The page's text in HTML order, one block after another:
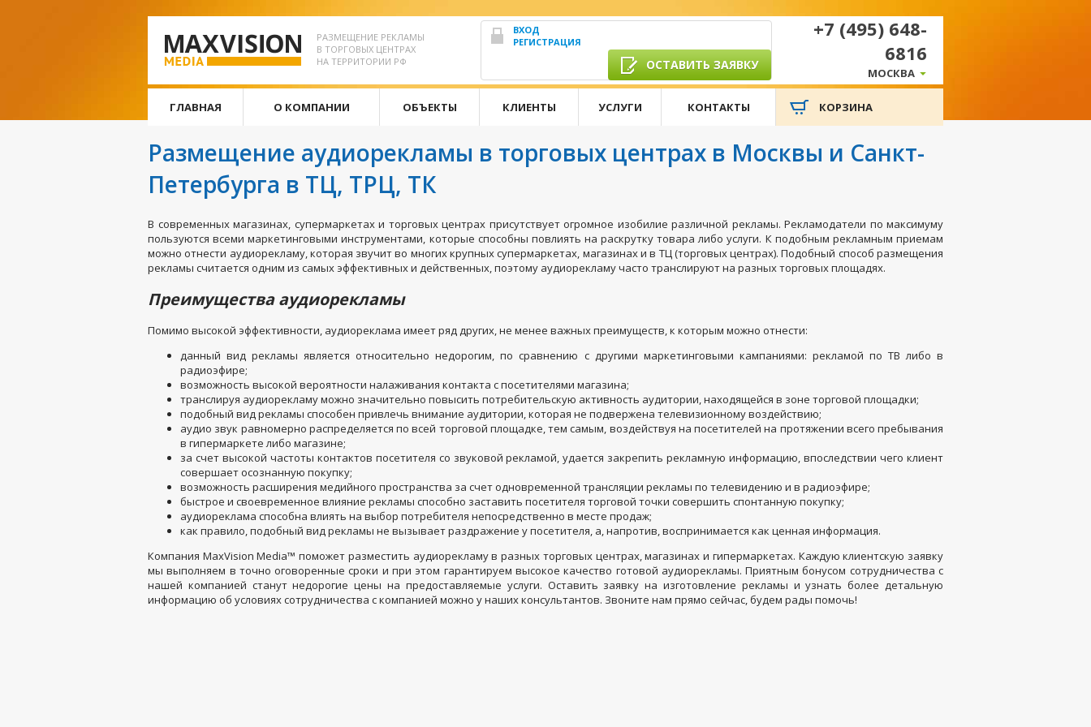
РАЗМЕЩЕНИЕ РЕКЛАМЫ
В ТОРГОВЫХ ЦЕНТРАХ
НА ТЕРРИТОРИИ РФ
ВХОД
РЕГИСТРАЦИЯ
ОСТАВИТЬ ЗАЯВКУ
+7 (495) 648-
6816
МОСКВА
ГЛАВНАЯ О КОМПАНИИ ОБЪЕКТЫ КЛИЕНТЫ УСЛУГИ КОНТАКТЫ КОРЗИНА
Размещение аудиорекламы в торговых центрах в Москвы и Санкт-
Петербурга в ТЦ, ТРЦ, ТК
В современных магазинах, супермаркетах и торговых центрах присутствует огромное изобилие различной рекламы. Рекламодатели по максимуму
пользуются всеми маркетинговыми инструментами, которые способны повлиять на раскрутку товара либо услуги. К подобным рекламным приемам
можно отнести аудиорекламу, которая звучит во многих крупных супермаркетах, магазинах и в ТЦ (торговых центрах). Подобный способ размещения
рекламы считается одним из самых эффективных и действенных, поэтому аудиорекламу часто транслируют на разных торговых площадях.
Преимущества аудиорекламы
Помимо высокой эффективности, аудиореклама имеет ряд других, не менее важных преимуществ, к которым можно отнести:
данный вид рекламы является относительно недорогим, по сравнению с другими маркетинговыми кампаниями: рекламой по ТВ либо в
радиоэфире;
возможность высокой вероятности налаживания контакта с посетителями магазина;
транслируя аудиорекламу можно значительно повысить потребительскую активность аудитории, находящейся в зоне торговой площадки;
подобный вид рекламы способен привлечь внимание аудитории, которая не подвержена телевизионному воздействию;
аудио звук равномерно распределяется по всей торговой площадке, тем самым, воздействуя на посетителей на протяжении всего пребывания
в гипермаркете либо магазине;
за счет высокой частоты контактов посетителя со звуковой рекламой, удается закрепить рекламную информацию, впоследствии чего клиент
совершает осознанную покупку;
возможность расширения медийного пространства за счет одновременной трансляции рекламы по телевидению и в радиоэфире;
быстрое и своевременное влияние рекламы способно заставить посетителя торговой точки совершить спонтанную покупку;
аудиореклама способна влиять на выбор потребителя непосредственно в месте продаж;
как правило, подобный вид рекламы не вызывает раздражение у посетителя, а, напротив, воспринимается как ценная информация.
Компания MaxVision Media™ поможет разместить аудиорекламу в разных торговых центрах, магазинах и гипермаркетах. Каждую клиентскую заявку
мы выполняем в точно оговоренные сроки и при этом гарантируем высокое качество готовой аудиорекламы. Приятным бонусом сотрудничества с
нашей компанией станут недорогие цены на предоставляемые услуги. Оставить заявку на изготовление рекламы и узнать более детальную
информацию об условиях сотрудничества с компанией можно у наших консультантов. Звоните нам прямо сейчас, будем рады помочь!